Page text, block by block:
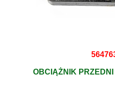
OBCIĄŻNIK